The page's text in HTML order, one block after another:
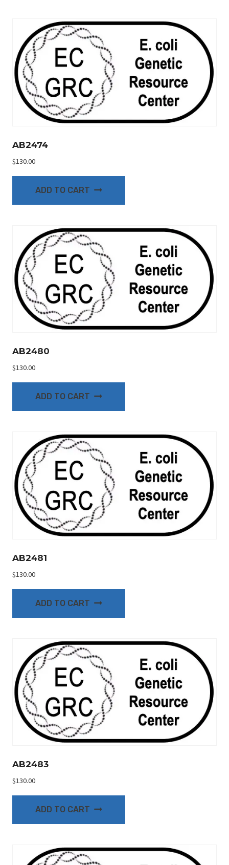
AB2474
$130.00
ADD TO CART
AB2480
$130.00
ADD TO CART
AB2481
$130.00
ADD TO CART
AB2483
$130.00
ADD TO CART